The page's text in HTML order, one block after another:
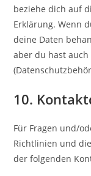
beziehe dich auf
Erklärung. Wenn
deine Daten
aber du hast
10.
Für Fragen und/
Richtlinien und
der folgenden